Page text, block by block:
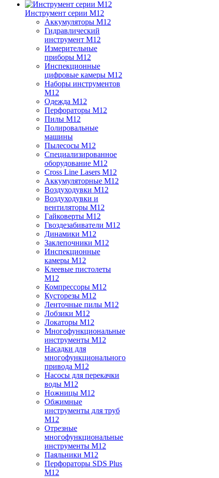
Инструмент серии M12
Аккумуляторы M12
Гидравлический
инструмент M12
Измерительные
приборы M12
Инспекционные
цифровые камеры M12
Наборы инструментов
M12
Одежда M12
Перфораторы M12
Пилы M12
Полировальные
машины
Пылесосы M12
Специализированное
оборудование M12
Cross Line Lasers M12
Аккумуляторные M12
Воздуходувки M12
Воздуходувки и
вентиляторы M12
Гайковерты M12
Гвоздезабиватели M12
Динамики M12
Заклепочники M12
Инспекционные
камеры M12
Клеевые пистолеты
M12
Компрессоры M12
Кусторезы M12
Ленточные пилы M12
Лобзики M12
Локаторы M12
Многофункциональные
инструменты M12
Насадки для
многофункционального
привода M12
Насосы для перекачки
воды M12
Ножницы M12
Обжимные
инструменты для труб
M12
Отрезные
многофункциональные
инструменты M12
Паяльники M12
Перфораторы SDS Plus
M12